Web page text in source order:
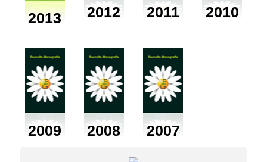
2013 2012 2011 2010
2009 2008 2007